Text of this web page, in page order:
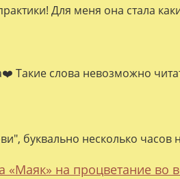
Для меня она стала
Такие слова невозможно
буквально несколько
«Маяк» на процветание во